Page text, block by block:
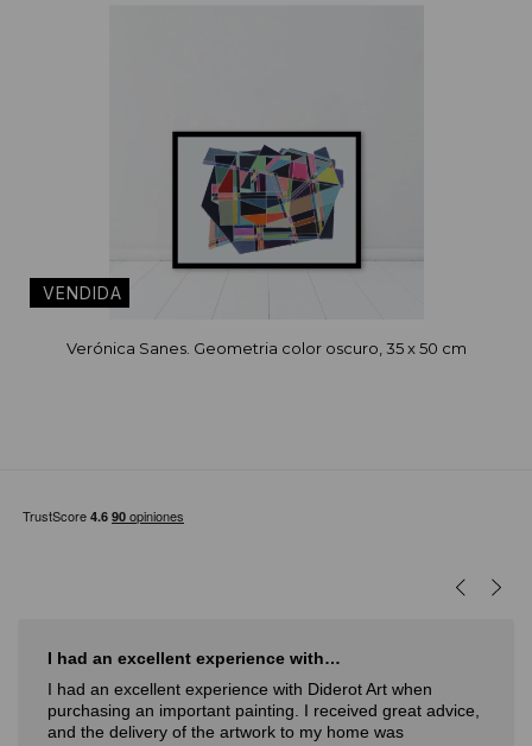
Verónica Sanes. Geometria color oscuro, 35 x 50 cm
I had an excellent experience with…
I had an excellent experience with Diderot Art when
purchasing an important painting. I received great advice,
and the delivery of the artwork to my home was